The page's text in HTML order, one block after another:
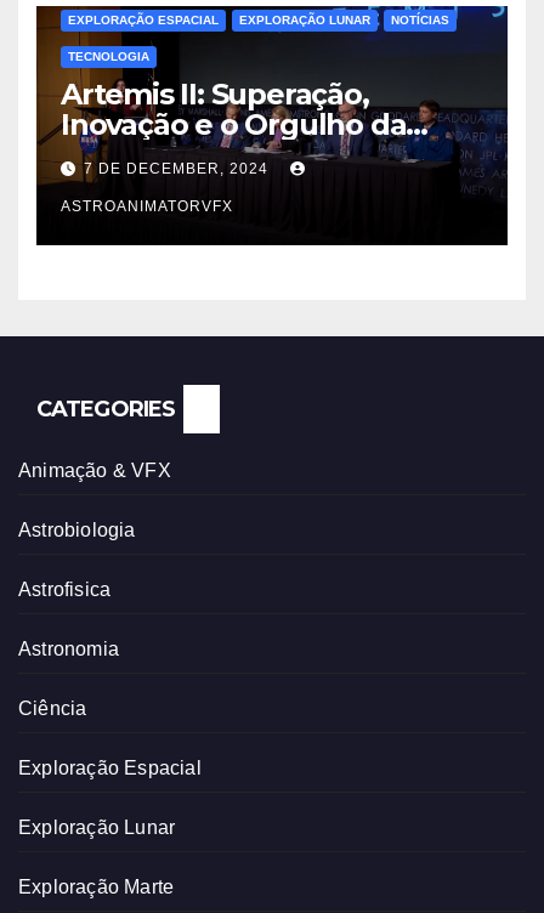
EXPLORAÇÃO ESPACIAL EXPLORAÇÃO LUNAR NOTÍCIAS
TECNOLOGIA
Artemis II: Superação,
Inovação e o Orgulho da
Engenharia Espacial
7 DE DECEMBER, 2024
ASTROANIMATORVFX
CATEGORIES
Animação & VFX
Astrobiologia
Astrofisica
Astronomia
Ciência
Exploração Espacial
Exploração Lunar
Exploração Marte